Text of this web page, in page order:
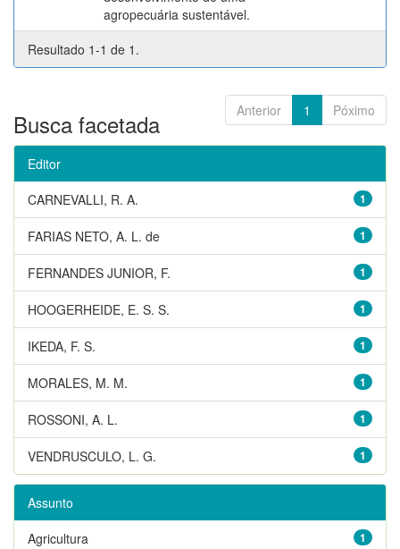
agropecuária sustentável.
Resultado 1-1 de 1.
Anterior 1 Póximo
Busca facetada
Editor
1
CARNEVALLI, R. A.
1
FARIAS NETO, A. L. de
1
FERNANDES JUNIOR, F.
1
HOOGERHEIDE, E. S. S.
1
IKEDA, F. S.
1
MORALES, M. M.
1
ROSSONI, A. L.
1
VENDRUSCULO, L. G.
Assunto
1
Agricultura